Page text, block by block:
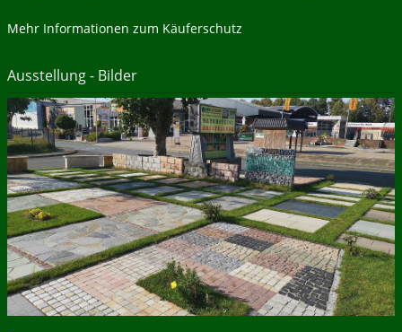
Mehr Informationen zum Käuferschutz
Ausstellung - Bilder